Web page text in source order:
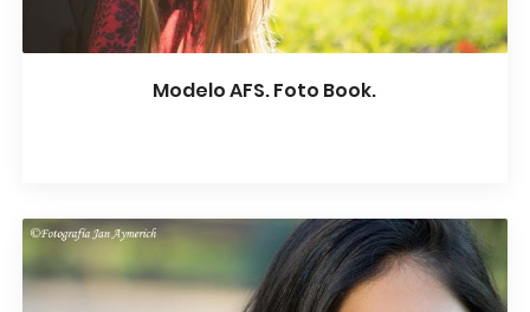
Modelo AFS. Foto Book.